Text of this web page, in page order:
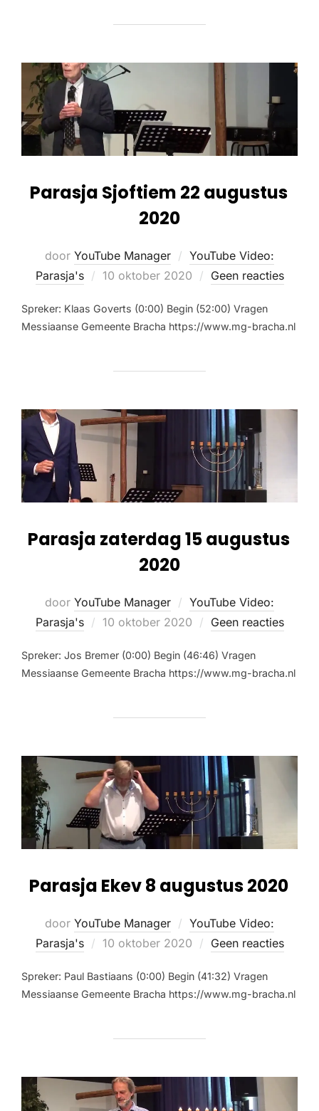
Parasja Sjoftiem 22 augustus
2020
door YouTube Manager
YouTube Video:
Parasja's
10 oktober 2020 Geen reacties
Spreker: Klaas Goverts (0:00) Begin (52:00) Vragen
Messiaanse Gemeente Bracha https://www.mg-bracha.nl
Parasja zaterdag 15 augustus
2020
door YouTube Manager
YouTube Video:
Parasja's
10 oktober 2020 Geen reacties
Spreker: Jos Bremer (0:00) Begin (46:46) Vragen
Messiaanse Gemeente Bracha https://www.mg-bracha.nl
Parasja Ekev 8 augustus 2020
door YouTube Manager
YouTube Video:
Parasja's
10 oktober 2020 Geen reacties
Spreker: Paul Bastiaans (0:00) Begin (41:32) Vragen
Messiaanse Gemeente Bracha https://www.mg-bracha.nl